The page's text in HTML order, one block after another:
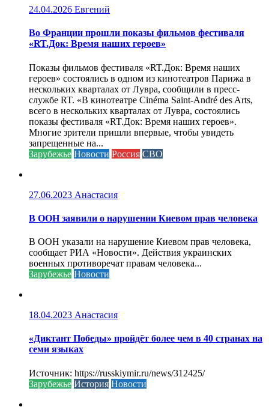
24.04.2026 Евгений
Во Франции прошли показы фильмов фестиваля
«RT.Док: Время наших героев»
Показы фильмов фестиваля «RT.Док: Время наших
героев» состоялись в одном из кинотеатров Парижа в
нескольких кварталах от Лувра, сообщили в пресс-
службе RT. «В кинотеатре Cinéma Saint-André des Arts,
всего в нескольких кварталах от Лувра, состоялись
показы фестиваля «RT.Док: Время наших героев».
Многие зрители пришли впервые, чтобы увидеть
запрещенные на...
Зарубежье Новости Россия СВО
27.06.2023 Анастасия
В ООН заявили о нарушении Киевом прав человека
В ООН указали на нарушение Киевом прав человека,
сообщает РИА «Новости». Действия украинских
военных противоречат правам человека...
Зарубежье Новости
18.04.2023 Анастасия
«Диктант Победы» пройдёт более чем в 40 странах на
семи языках
Источник: https://russkiymir.ru/news/312425/
Зарубежье История Новости